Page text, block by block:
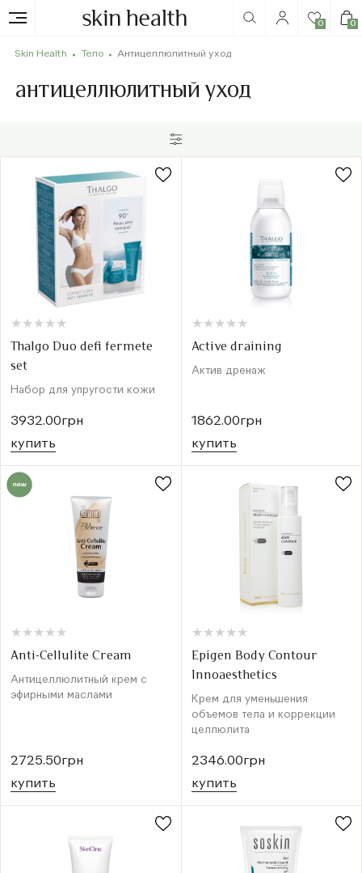
0 0
Skin Health Тело Антицеллюлитный уход
антицеллюлитный уход
★
★ ★
★ ★
★ ★
★ ★
★
Thalgo Duo defi fermete
set
Набор для упругости кожи
3932.00грн
купить
★
★ ★
★ ★
★ ★
★ ★
★
Active draining
Актив дренаж
1862.00грн
купить
★
★ ★
★ ★
★ ★
★ ★
★
Anti-Cellulite Cream
Антицеллюлитный крем с
эфирными маслами
2725.50грн
купить
★
★ ★
★ ★
★ ★
★ ★
★
Epigen Body Contour
Innoaesthetics
Крем для уменьшения
объемов тела и коррекции
целлюлита
2346.00грн
купить